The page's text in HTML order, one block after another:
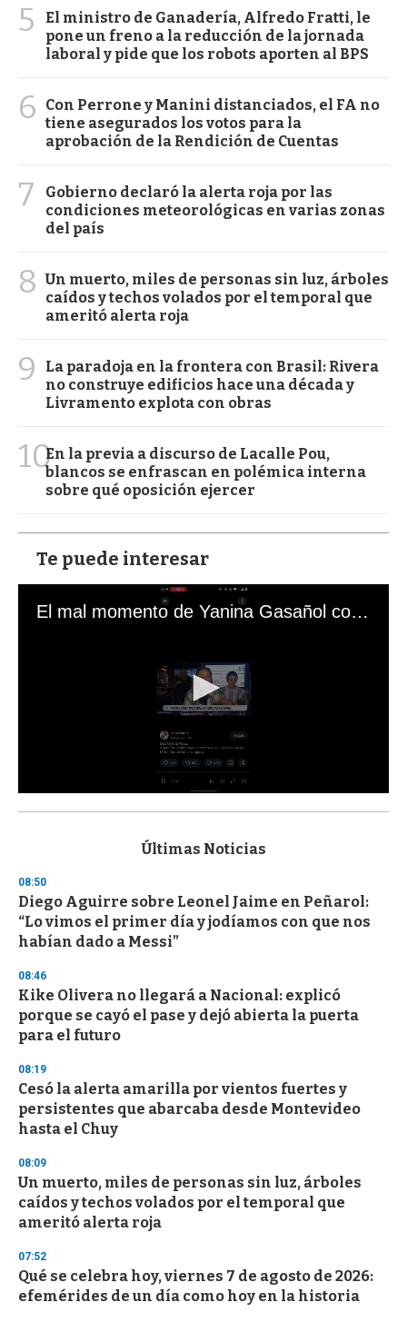
5
El ministro de Ganadería, Alfredo Fratti, le
pone un freno a la reducción de la jornada
laboral y pide que los robots aporten al BPS
6
Con Perrone y Manini distanciados, el FA no
tiene asegurados los votos para la
aprobación de la Rendición de Cuentas
7
Gobierno declaró la alerta roja por las
condiciones meteorológicas en varias zonas
del país
8 Un muerto, miles de personas sin luz, árboles
caídos y techos volados por el temporal que
ameritó alerta roja
9
La paradoja en la frontera con Brasil: Rivera
no construye edificios hace una década y
Livramento explota con obras
10En la previa a discurso de Lacalle Pou,
blancos se enfrascan en polémica interna
sobre qué oposición ejercer
Te puede interesar
El mal momento de Yanina Gasañol con un hincha argentino en "Subrayado"
s
d
s
o
3
s
e
c
o
n
d
Últimas Noticias
08:50
Diego Aguirre sobre Leonel Jaime en Peñarol:
“Lo vimos el primer día y jodíamos con que nos
habían dado a Messi”
08:46
Kike Olivera no llegará a Nacional: explicó
porque se cayó el pase y dejó abierta la puerta
para el futuro
08:19
Cesó la alerta amarilla por vientos fuertes y
persistentes que abarcaba desde Montevideo
hasta el Chuy
08:09
Un muerto, miles de personas sin luz, árboles
caídos y techos volados por el temporal que
ameritó alerta roja
07:52
Qué se celebra hoy, viernes 7 de agosto de 2026:
efemérides de un día como hoy en la historia